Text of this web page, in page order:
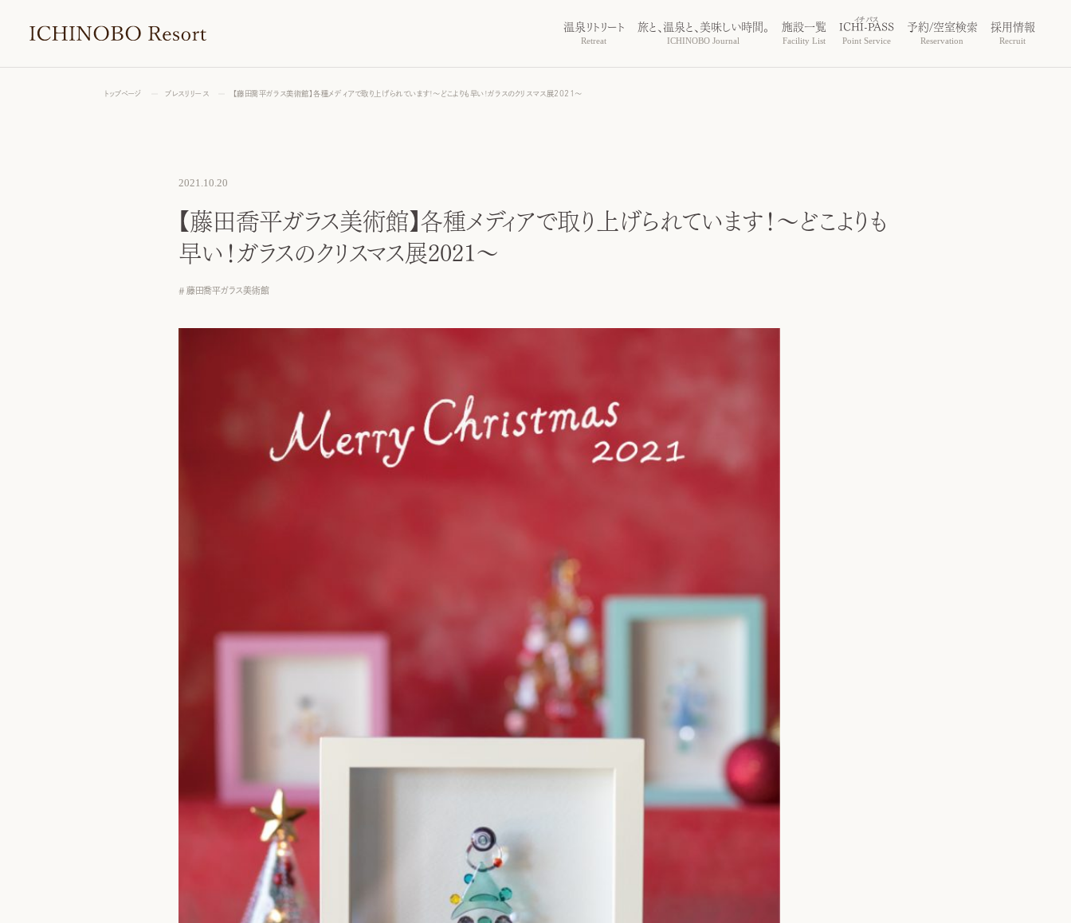
温泉リトリート
Retreat
旅と、温泉と、美味しい時間。
ICHINOBO Journal
施設一覧
Facility List
ICHI-PASS
Point Service
予約/空室検索
Reservation
採用情報
Recruit
トップページ プレスリリース 【藤田喬平ガラス美術館】各種メディアで取り上げられています！～どこよりも早い！ガラスのクリスマス展2021～
2021.10.20
【藤田喬平ガラス美術館】各種メディアで取り上げられています！～どこよりも
早い！ガラスのクリスマス展2021～
藤田喬平ガラス美術館